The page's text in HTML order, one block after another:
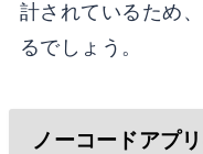
計されているため
るでしょう。
ノーコードアプ